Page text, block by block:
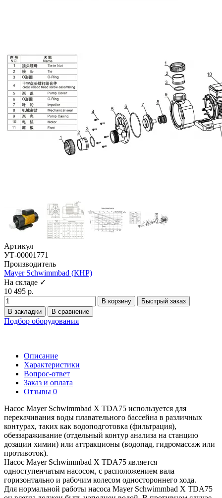
Артикул
УТ-00001771
Производитель
Mayer Schwimmbad (КНР)
На складе ✓
10 495 р.
В корзину
Быстрый заказ
В закладки
В сравнение
Подбор оборудования
Описание
Характеристики
Вопрос-ответ
Заказ и оплата
Отзывы 0
Насос Mayer Schwimmbad X TDA75 используется для
перекачивания воды плавательного бассейна в различных
контурах, таких как водоподготовка (фильтрация),
обеззараживание (отдельный контур анализа на станцию
дозации химии) или аттракционы (водопад, гидромассаж или
противоток).
Насос Mayer Schwimmbad X TDA75 является
одноступенчатым насосом, с расположением вала
горизонтально и рабочим колесом одностороннего хода.
Для нормальной работы насоса Mayer Schwimmbad X TDA75